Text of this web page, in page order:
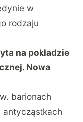
w
rodzaju
na pokładzie
Nowa
barionach
antycząstkach